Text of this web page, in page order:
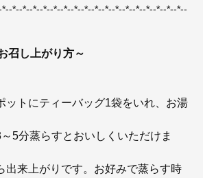
*--*--*--*--*--*--*--*--*--*--*--*--*--*--*--*--*--
召し上がり方～
ットにティーバッグ1袋をいれ、お湯
5分蒸らすとおいしくいただけま
出来上がりです。お好みで蒸らす時